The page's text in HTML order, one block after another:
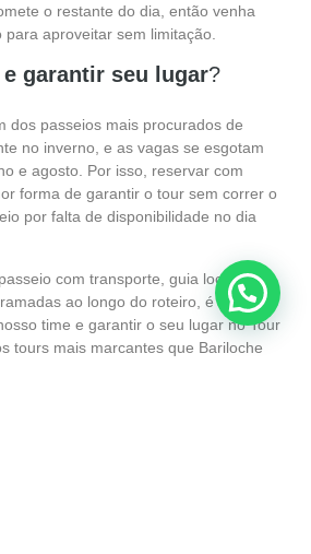
o restante do dia, então venha
aproveitar sem limitação.
garantir seu lugar?
dos passeios mais procurados de
no inverno, e as vagas se esgotam
e agosto. Por isso, reservar com
forma de garantir o tour sem correr o
por falta de disponibilidade no dia
com transporte, guia local e
ao longo do roteiro, é só clicar
time e garantir o seu lugar no Tour
tours mais marcantes que Bariloche